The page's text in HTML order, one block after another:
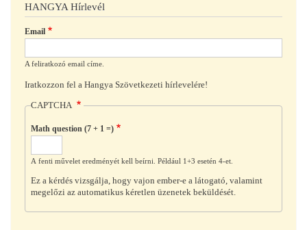
HANGYA Hírlevél
Email
A feliratkozó email címe.
Iratkozzon fel a Hangya Szövetkezeti hírlevelére!
CAPTCHA
Math question (7 + 1 =)
A fenti művelet eredményét kell beírni. Például 1+3 esetén 4-et.
Ez a kérdés vizsgálja, hogy vajon ember-e a látogató, valamint
megelőzi az automatikus kéretlen üzenetek beküldését.